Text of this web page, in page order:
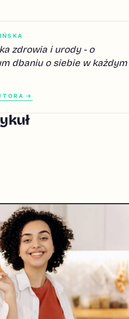
zdrowia i urody - o
dbaniu o siebie w każdym
→